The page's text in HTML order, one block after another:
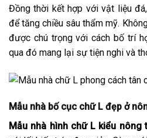
Đồng thời kết hợp với vật liệu
để tăng chiều sâu thẩm mỹ.
được chú trọng với cách bố trí
qua đó mang lại sự tiện nghi và
Mẫu nhà bố cục chữ L đẹp ở
Mẫu nhà hình chữ L kiểu nông